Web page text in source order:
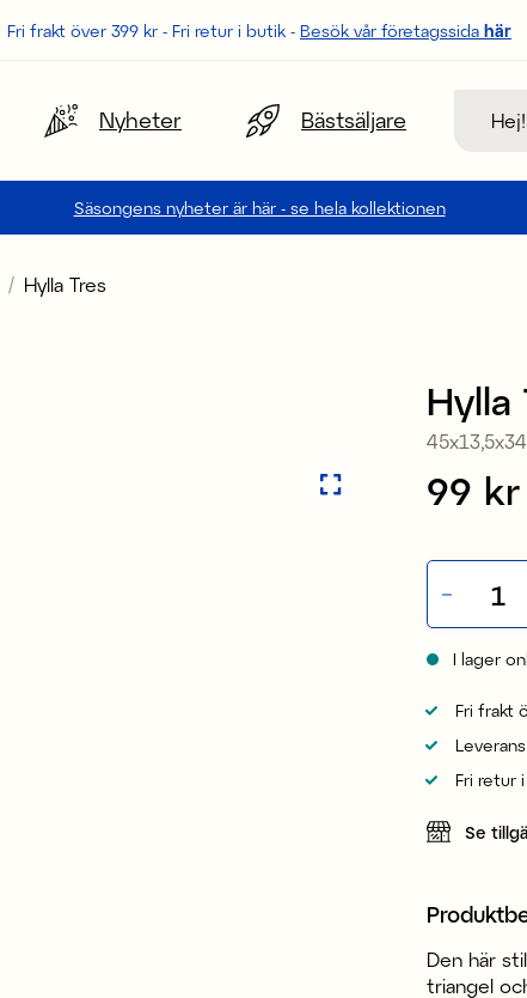
Fri frakt över 399 kr - Fri retur i butik - Besök vår företagssida här
Nyheter Bästsäljare
Säsongens nyheter är här - se hela kollektionen
Hylla Tres
Hylla
Pris:
99 kr
I lager
Fri frakt
Fri retur
Se
Den här
triangel